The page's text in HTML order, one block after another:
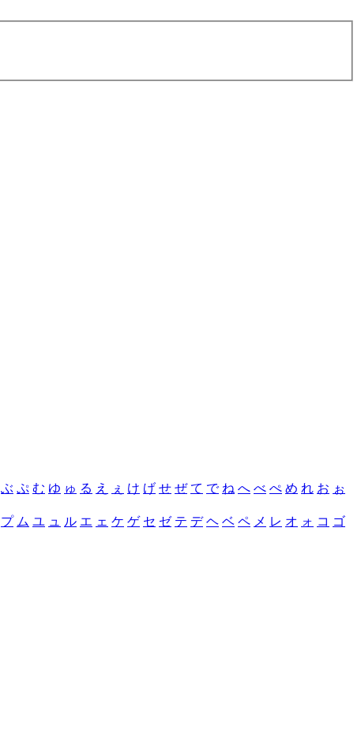
ぶ ぷ む ゆ ゅ る え ぇ け げ せ ぜ て で ね へ べ ぺ め れ お ぉ
プ ム ユ ュ ル エ ェ ケ ゲ セ ゼ テ デ ヘ ベ ペ メ レ オ ォ コ ゴ